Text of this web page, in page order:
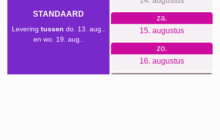
Een fotocollage is een geweldig cadeau voor tal van
gelegenheden. Denk aan verjaardagen, jubilea, een
housewarming of om de liefde voor een speciale persoon te
vieren. Het is een persoonlijk geschenk dat laat zien dat je
moeite hebt gestoken in iets bijzonders en unieks.